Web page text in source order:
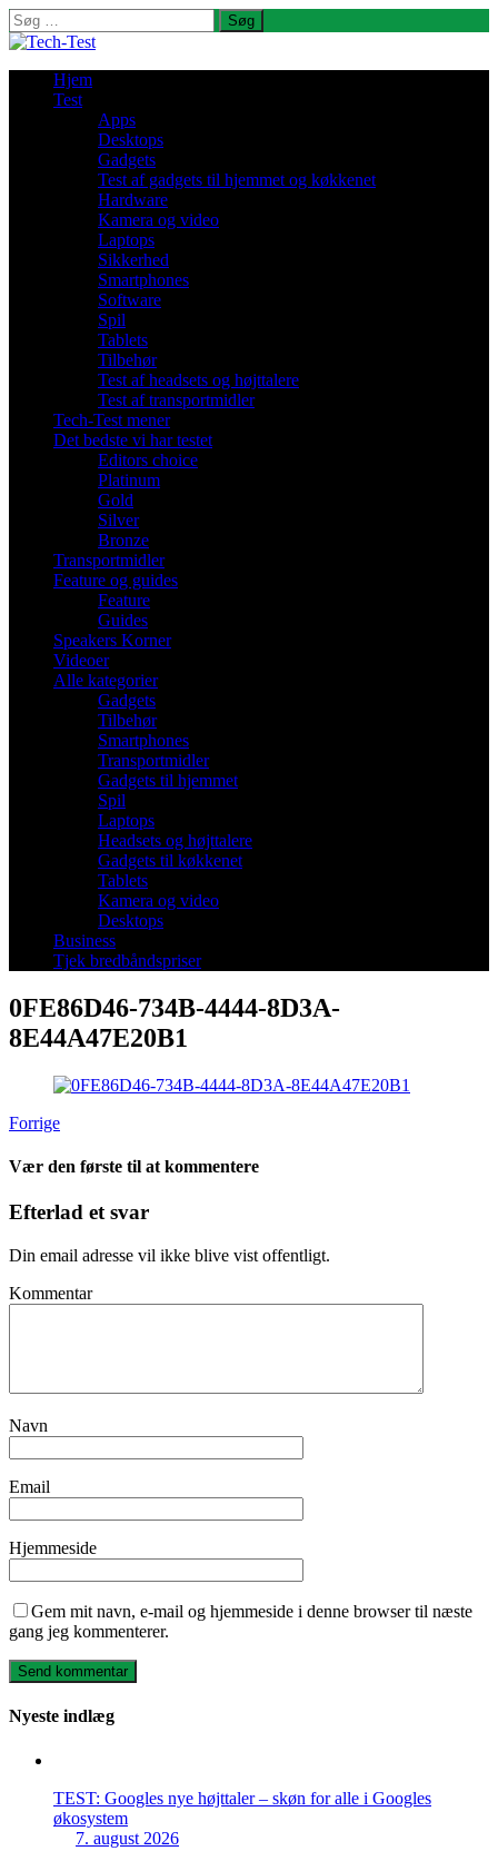
Søg
efter:
Hjem
Test
Apps
Desktops
Gadgets
Test af gadgets til hjemmet og køkkenet
Hardware
Kamera og video
Laptops
Sikkerhed
Smartphones
Software
Spil
Tablets
Tilbehør
Test af headsets og højttalere
Test af transportmidler
Tech-Test mener
Det bedste vi har testet
Editors choice
Platinum
Gold
Silver
Bronze
Transportmidler
Feature og guides
Feature
Guides
Speakers Korner
Videoer
Alle kategorier
Gadgets
Tilbehør
Smartphones
Transportmidler
Gadgets til hjemmet
Spil
Laptops
Headsets og højttalere
Gadgets til køkkenet
Tablets
Kamera og video
Desktops
Business
Tjek bredbåndspriser
0FE86D46-734B-4444-8D3A-
8E44A47E20B1
Forrige
Vær den første til at kommentere
Efterlad et svar
Din email adresse vil ikke blive vist offentligt.
Kommentar
Navn
Email
Hjemmeside
Gem mit navn, e-mail og hjemmeside i denne browser til næste
gang jeg kommenterer.
Nyeste indlæg
TEST: Googles nye højttaler – skøn for alle i Googles
økosystem
7. august 2026